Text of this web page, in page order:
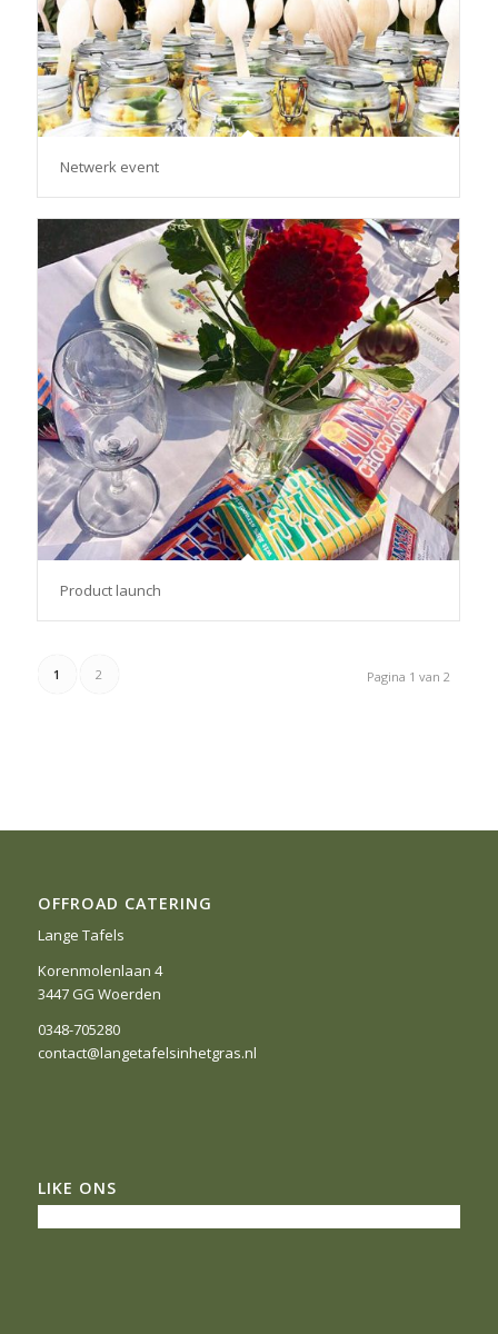
Netwerk event
Product launch
Pagina 1 van 2
1 2
OFFROAD CATERING
Lange Tafels
Korenmolenlaan 4
3447 GG Woerden
0348-705280
contact@langetafelsinhetgras.nl
LIKE ONS